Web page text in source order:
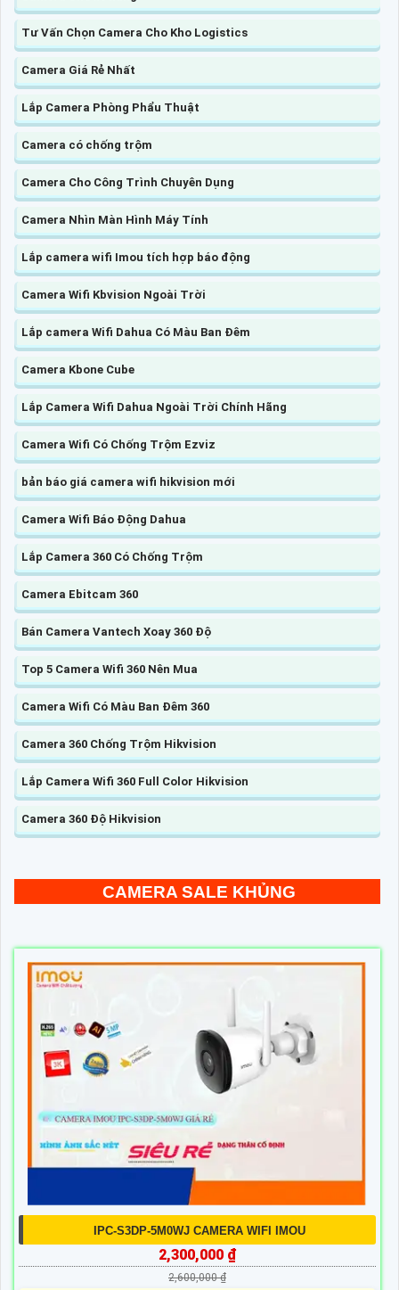
Tư Vấn Chọn Camera Cho Kho Logistics
Camera Giá Rẻ Nhất
Lắp Camera Phòng Phẩu Thuật
Camera có chống trộm
Camera Cho Công Trình Chuyên Dụng
Camera Nhìn Màn Hình Máy Tính
Lắp camera wifi Imou tích hợp báo động
Camera Wifi Kbvision Ngoài Trời
Lắp camera Wifi Dahua Có Màu Ban Đêm
Camera Kbone Cube
Lắp Camera Wifi Dahua Ngoài Trời Chính Hãng
Camera Wifi Có Chống Trộm Ezviz
bản báo giá camera wifi hikvision mới
Camera Wifi Báo Động Dahua
Lắp Camera 360 Có Chống Trộm
Camera Ebitcam 360
Bán Camera Vantech Xoay 360 Độ
Top 5 Camera Wifi 360 Nên Mua
Camera Wifi Có Màu Ban Đêm 360
Camera 360 Chống Trộm Hikvision
Lắp Camera Wifi 360 Full Color Hikvision
Camera 360 Độ Hikvision
CAMERA SALE KHỦNG
IPC-S3DP-5M0WJ CAMERA WIFI IMOU
2,300,000 ₫
2,600,000 ₫